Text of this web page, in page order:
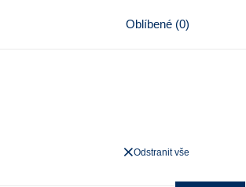
Oblíbené (0)
Odstranit vše